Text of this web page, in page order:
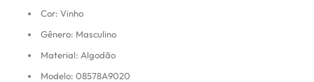
Cor: Vinho
Gênero: Masculino
Material: Algodão
Modelo: 08578A9020